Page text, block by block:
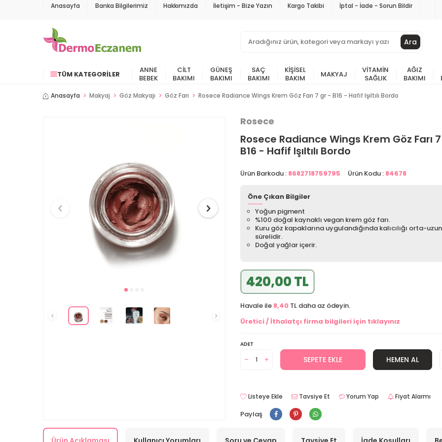
Anasayfa Banka Bilgilerimiz Hakkımızda İletişim - Bize Yazın Kargo Takibi İptal - İade - Sorun Bildir
Ara
TÜM KATEGORILER
ANNE
BEBEK
CILT
BAKIMI
GÜNEŞ
BAKIMI
SAÇ
BAKIMI
KIŞISEL
BAKIM
MAKYAJ
VITAMIN
SAĞLIK
AĞIZ
BAKIMI
Anasayfa Makyaj Göz Makyajı Göz Farı Rosece Radiance Wings Krem Göz Farı 7 gr - B16 - Hafif Işıltılı Bordo
Rosece
Rosece Radiance Wings Krem Göz Farı
B16 - Hafif Işıltılı Bordo
Ürün Barkodu : 8682718759795 Ürün Kodu : 84678
Öne Çıkan Bilgiler
Yoğun pigment
%100 doğal kaynaklı vegan krem göz farı.
Kuru göz kapaklarına uygulandığında kalıcılığı orta-uzun
sürelidir.
Doğal yağlar içerir.
420,00 TL
Havale ile 8,40 TL daha az ödeyin.
Üretici / İthalatçı firma bilgileri için tıklayınız
ADET
SEPETE EKLE HEMEN AL
Listeye Ekle Tavsiye Et Yorum Yap Fiyat Alarmı
Paylaş